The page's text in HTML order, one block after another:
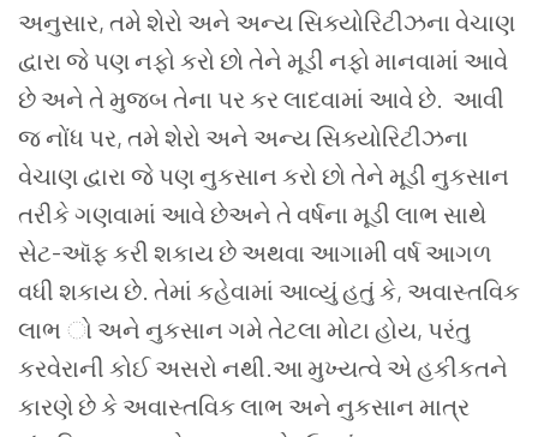
અનુસાર, તમે શેરો અને અન્ય સિક્યોરિટીઝના વેચાણ
દ્વારા જે પણ નફો કરો છો તેને મૂડી નફો માનવામાં આવે
છે અને તે મુજબ તેના પર કર લાદવામાં આવે છે. આવી
જ નોંધ પર, તમે શેરો અને અન્ય સિક્યોરિટીઝના
વેચાણ દ્વારા જે પણ નુકસાન કરો છો તેને મૂડી નુકસાન
તરીકે ગણવામાં આવે છેઅને તે વર્ષના મૂડી લાભ સાથે
સેટ-ઑફ કરી શકાય છે અથવા આગામી વર્ષ આગળ
વધી શકાય છે. તેમાં કહેવામાં આવ્યું હતું કે, અવાસ્તવિક
લાભ ો અને નુકસાન ગમે તેટલા મોટા હોય, પરંતુ
કરવેરાની કોઈ અસરો નથી.આ મુખ્યત્વે એ હકીકતને
કારણે છે કે અવાસ્તવિક લાભ અને નુકસાન માત્ર